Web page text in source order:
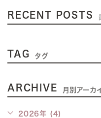
RECENT POSTS
TAG タグ
ARCHIVE 月別アーカ
2026年 (4)